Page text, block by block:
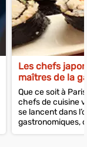
Les chefs
maîtres de la
Que ce soit à
chefs de cuisine
se lancent dans
gastronomiques,
gamme. Et leur...